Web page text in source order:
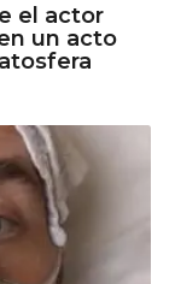
el actor
un acto